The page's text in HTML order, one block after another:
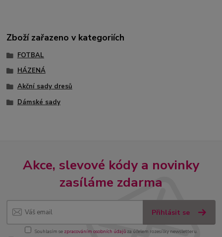
Zboží zařazeno v kategoriích
FOTBAL
HÁZENÁ
Akční sady dresů
Dámské sady
Akce, slevové kódy a novinky
zasíláme zdarma
Přihlásit se
Souhlasím se zpracováním osobních údajůza účelem rozesílky newsletteru.